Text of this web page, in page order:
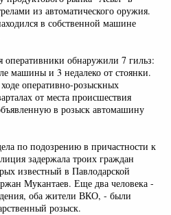
из автоматического оружия.
в собственной машине
оперативники обнаружили 7 гильз:
машины и 3 недалеко от стоянки.
оперативно-розыскных
от места происшествия
в розыск автомашину
по подозрению в причастности к
задержала троих граждан
известный в Павлодарской
Мукантаев. Еще два человека -
оба жители ВКО, - были
розыск.